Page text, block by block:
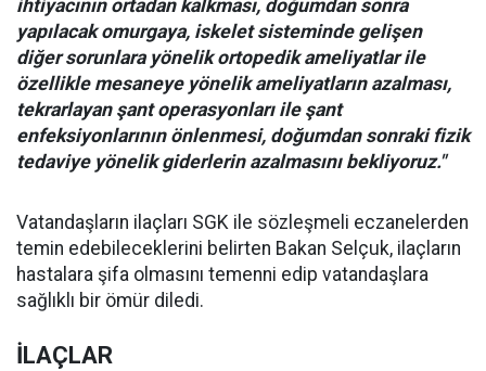
ihtiyacının ortadan kalkması, doğumdan sonra
yapılacak omurgaya, iskelet sisteminde gelişen
diğer sorunlara yönelik ortopedik ameliyatlar ile
özellikle mesaneye yönelik ameliyatların azalması,
tekrarlayan şant operasyonları ile şant
enfeksiyonlarının önlenmesi, doğumdan sonraki fizik
tedaviye yönelik giderlerin azalmasını bekliyoruz."
Vatandaşların ilaçları SGK ile sözleşmeli eczanelerden
temin edebileceklerini belirten Bakan Selçuk, ilaçların
hastalara şifa olmasını temenni edip vatandaşlara
sağlıklı bir ömür diledi.
İLAÇLAR